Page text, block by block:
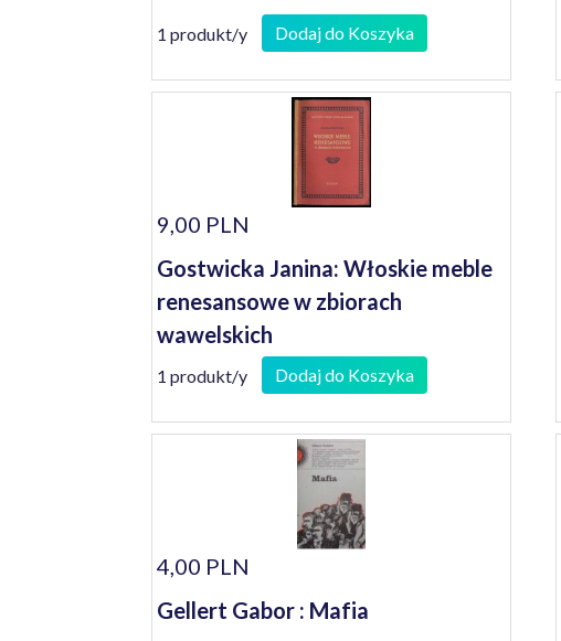
1 produkt/y Dodaj do Koszyka
9,00 PLN
Gostwicka Janina: Włoskie meble
renesansowe w zbiorach
wawelskich
1 produkt/y Dodaj do Koszyka
4,00 PLN
Gellert Gabor : Mafia